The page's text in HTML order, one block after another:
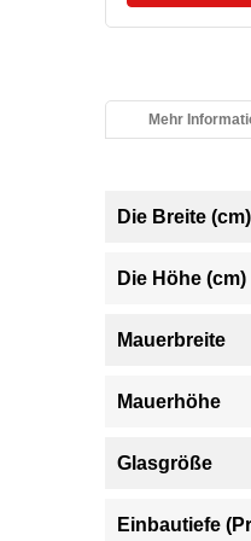
Mehr
Die Breite (cm)
Die Höhe (cm)
Mauerbreite
Mauerhöhe
Glasgröße
Einbautiefe